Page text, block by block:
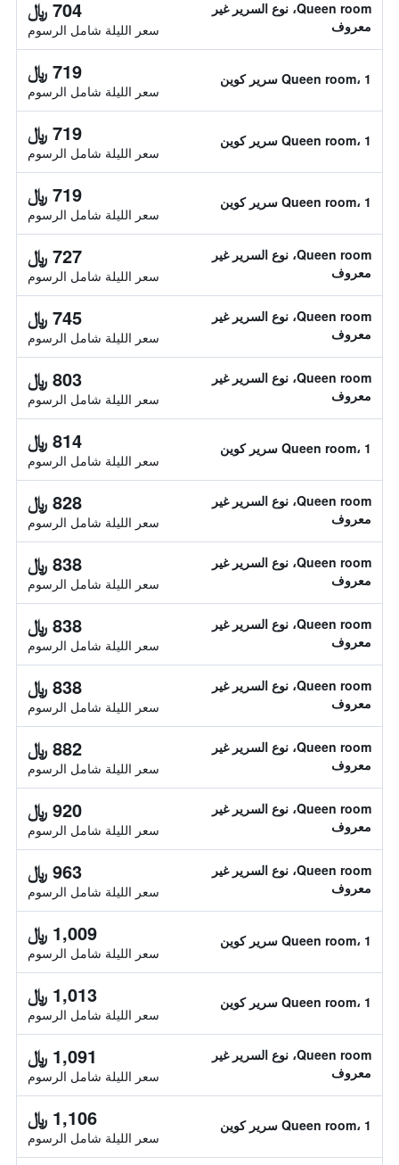
Queen room، نوع السرير غير
معروف
704 ﷼
سعر الليلة شامل الرسوم
Queen room، 1 سرير كوين 719 ﷼
سعر الليلة شامل الرسوم
Queen room، 1 سرير كوين 719 ﷼
سعر الليلة شامل الرسوم
Queen room، 1 سرير كوين 719 ﷼
سعر الليلة شامل الرسوم
Queen room، نوع السرير غير
معروف
727 ﷼
سعر الليلة شامل الرسوم
Queen room، نوع السرير غير
معروف
745 ﷼
سعر الليلة شامل الرسوم
Queen room، نوع السرير غير
معروف
803 ﷼
سعر الليلة شامل الرسوم
Queen room، 1 سرير كوين 814 ﷼
سعر الليلة شامل الرسوم
Queen room، نوع السرير غير
معروف
828 ﷼
سعر الليلة شامل الرسوم
Queen room، نوع السرير غير
معروف
838 ﷼
سعر الليلة شامل الرسوم
Queen room، نوع السرير غير
معروف
838 ﷼
سعر الليلة شامل الرسوم
Queen room، نوع السرير غير
معروف
838 ﷼
سعر الليلة شامل الرسوم
Queen room، نوع السرير غير
معروف
882 ﷼
سعر الليلة شامل الرسوم
Queen room، نوع السرير غير
معروف
920 ﷼
سعر الليلة شامل الرسوم
Queen room، نوع السرير غير
معروف
963 ﷼
سعر الليلة شامل الرسوم
Queen room، 1 سرير كوين 1,009 ﷼
سعر الليلة شامل الرسوم
Queen room، 1 سرير كوين 1,013 ﷼
سعر الليلة شامل الرسوم
Queen room، نوع السرير غير
معروف
1,091 ﷼
سعر الليلة شامل الرسوم
Queen room، 1 سرير كوين 1,106 ﷼
سعر الليلة شامل الرسوم